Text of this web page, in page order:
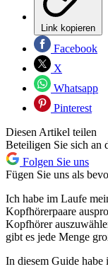
Link kopieren
Facebook
X
Whatsapp
Pinterest
Diesen Artikel teilen
Beteiligen Sie sich an
Folgen Sie uns
Fügen Sie uns als
Ich habe im Laufe
Kopfhörerpaare
Kopfhörer
gibt es jede Menge
In diesem Guide habe